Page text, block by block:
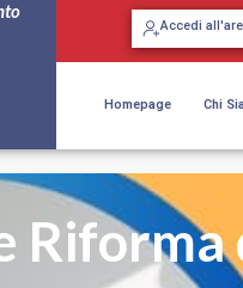
Accedi
Homepage Chi